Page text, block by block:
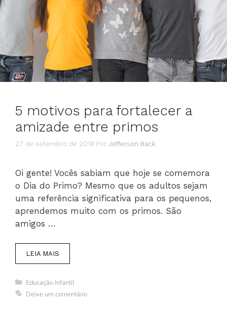
5 motivos para fortalecer a
amizade entre primos
27 de setembro de 2019 Por Jefferson Back
Oi gente! Vocês sabiam que hoje se comemora
o Dia do Primo? Mesmo que os adultos sejam
uma referência significativa para os pequenos,
aprendemos muito com os primos. São
amigos …
LEIA MAIS
Categorias
Educação Infantil
Deixe um comentário